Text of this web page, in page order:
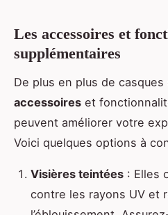
Les accessoires et
supplémentaires
De plus en plus de
accessoires et
peuvent améliorer votre
Voici quelques options à
Visières teintées : Elles
contre les rayons UV et